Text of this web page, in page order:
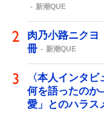
新潮QUE
肉乃小路ニクヨ
冊
新潮QUE
〈本人インタ
何を語ったの
愛」とのハラス